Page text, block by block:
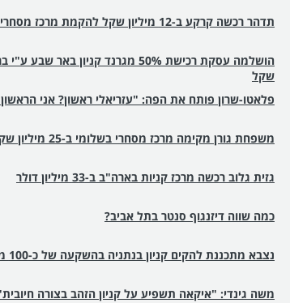
תדהר רכשה קרקע ב-12 מיליון שקל להקמת מרכז מסחרי בלב בת ים
שקל
פלאטו-שרון פותח את הפה: "עזריאלי ראשון? אני
משפחת גורן מקימה מרכז מסחרי בשלומי ב-25 מיליון שקל
גזית גלוב רכשה מרכז קניות בארה"ב ב-33 מיליון דולר
כמה שווה דיזנגוף סנטר בתל אביב?
נצבא מתכננת להקים קניון בנתניה בהשקעה של כ-100 מיליון דולר
משה גינדי: "איקאה תשפיע על קניון הזהב בצורה